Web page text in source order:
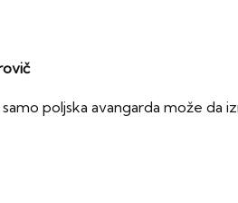
poljska avangarda može da